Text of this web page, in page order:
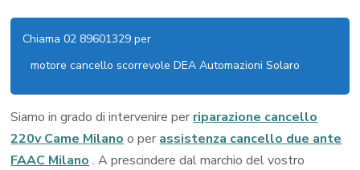
Chiama 02 89601329 per
motore cancello scorrevole DEA Automazioni Solaro
Siamo in grado di intervenire per riparazione cancello
220v Came Milano o per assistenza cancello due ante
FAAC Milano . A prescindere dal marchio del vostro